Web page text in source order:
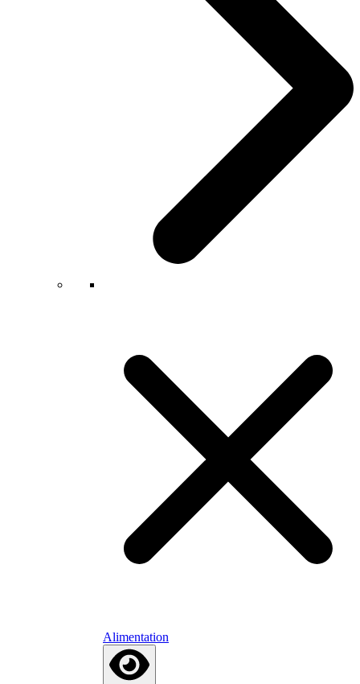
Alimentation